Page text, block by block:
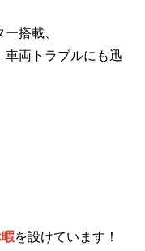
搭載、
車両トラブルにも迅
を設けています！